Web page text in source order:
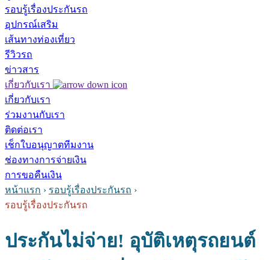
รอบรู้เรื่องประกันรถ
อุปกรณ์เสริม
เส้นทางท่องเที่ยว
รีวิวรถ
ข่าวสาร
เกี่ยวกับเรา
เกี่ยวกับเรา
ร่วมงานกับเรา
ติดต่อเรา
เช็กใบอนุญาตทีมงาน
ช่องทางการจ่ายเงิน
การขอคืนเงิน
หน้าแรก › รอบรู้เรื่องประกันรถ ›
รอบรู้เรื่องประกันรถ
ประกันไม่จ่าย! อุบัติเหตุรถยนต์